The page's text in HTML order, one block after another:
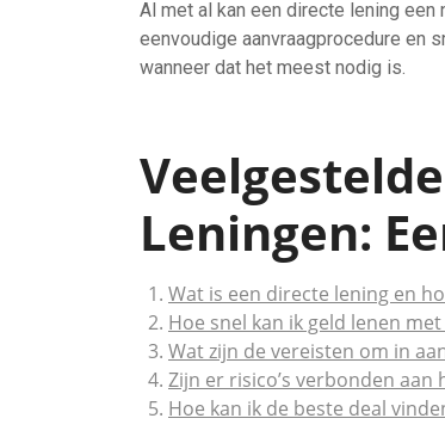
Al met al kan een directe lening
eenvoudige aanvraagprocedure en
wanneer dat het meest nodig is.
Leningen:
Wat is een directe lening en
Hoe snel kan ik geld lenen
Wat zijn de vereisten om in
Zijn er risico’s verbonden
Hoe kan ik de beste deal